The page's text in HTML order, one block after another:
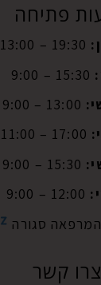
פתיחה
המרפאה סגורה
צרו קשר